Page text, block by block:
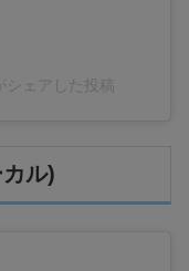
シェアした投稿
ル)